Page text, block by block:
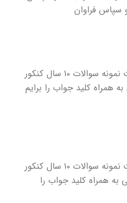
سپاس فراوان
باسلام و تشکر ، خواهشمند است نمونه سوالات ۱۰ سال کنکور
همراه کلید جواب را برایم
باسلام و تشکر ، خواهشمند است نمونه سوالات ۱۰ سال کنکور
به همراه کلید جواب را